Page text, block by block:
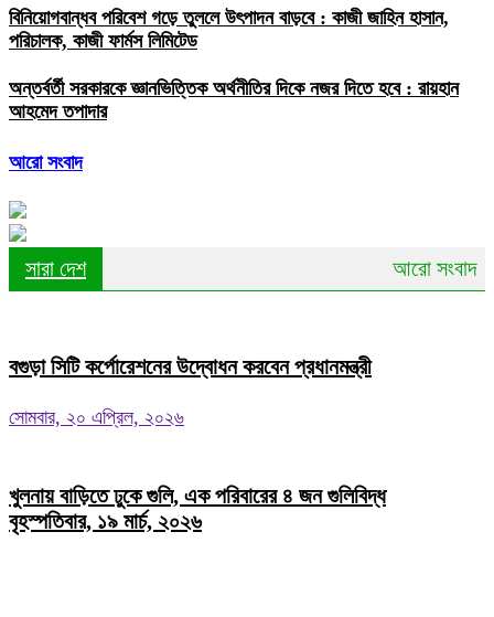
বিনিয়োগবান্ধব পরিবেশ গড়ে তুললে উৎপাদন বাড়বে : কাজী জাহিন হাসান,
পরিচালক, কাজী ফার্মস লিমিটেড
অন্তর্বর্তী সরকারকে জ্ঞানভিত্তিক অর্থনীতির দিকে নজর দিতে হবে : রায়হান
আহমেদ তপাদার
আরো সংবাদ
সারা দেশ আরো সংবাদ
বগুড়া সিটি কর্পোরেশনের উদ্বোধন করবেন প্রধানমন্ত্রী
সোমবার, ২০ এপ্রিল, ২০২৬
খুলনায় বাড়িতে ঢুকে গুলি, এক পরিবারের ৪ জন গুলিবিদ্ধ
বৃহস্পতিবার, ১৯ মার্চ, ২০২৬